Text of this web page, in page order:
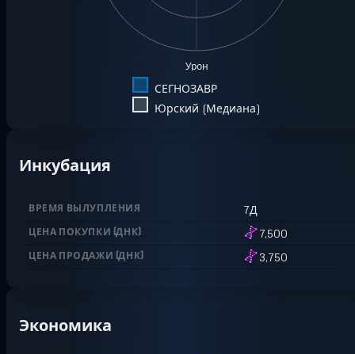
Урон
СЕГНОЗАВР
Юрский (Медиана)
Инкубация
ВРЕМЯ ВЫЛУПЛЕНИЯ 7Д
ЦЕНА ПОКУПКИ (ДНК) 7,500
ЦЕНА ПРОДАЖИ (ДНК) 3,750
Экономика